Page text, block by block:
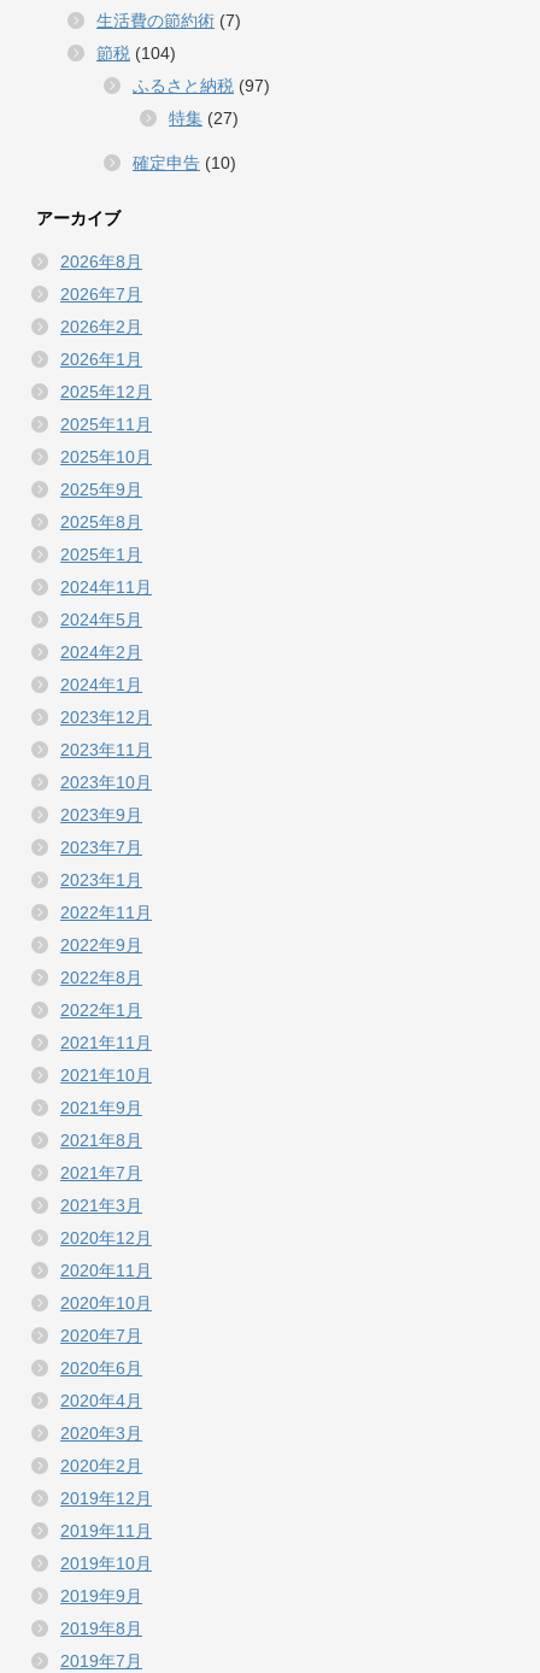
生活費の節約術 (7)
節税 (104)
ふるさと納税 (97)
特集 (27)
確定申告 (10)
アーカイブ
2026年8月
2026年7月
2026年2月
2026年1月
2025年12月
2025年11月
2025年10月
2025年9月
2025年8月
2025年1月
2024年11月
2024年5月
2024年2月
2024年1月
2023年12月
2023年11月
2023年10月
2023年9月
2023年7月
2023年1月
2022年11月
2022年9月
2022年8月
2022年1月
2021年11月
2021年10月
2021年9月
2021年8月
2021年7月
2021年3月
2020年12月
2020年11月
2020年10月
2020年7月
2020年6月
2020年4月
2020年3月
2020年2月
2019年12月
2019年11月
2019年10月
2019年9月
2019年8月
2019年7月